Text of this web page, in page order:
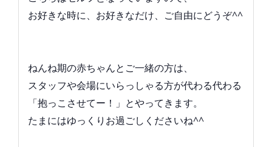
お好きな時に、お好きなだけ、ご自由にどうぞ^^
ねんね期の赤ちゃんとご一緒の方は、
スタッフや会場にいらっしゃる方が代わる代わる
「抱っこさせてー！」とやってきます。
たまにはゆっくりお過ごしくださいね^^